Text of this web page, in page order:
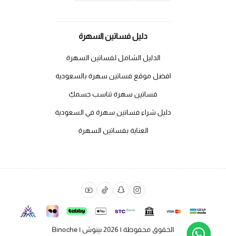
دليل فساتين السهرة
الدليل الشامل لفساتين السهرة
افضل موقع فساتين سهرة بالسعودية
فساتين سهرة تناسب جسمكِ
دليل شراء فساتين سهرة في السعودية
العناية بفساتين السهرة
الحقوق محفوظة | 2026 بينوش | Binoche